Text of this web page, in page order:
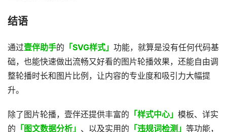
​结语​
通过壹伴助手的 「SVG样式」 功能，就算是没有任何代码基
础，也能快速做出流畅又好看的图片轮播效果，还能自由调
整轮播时长和图片比例，让内容的专业度和吸引力大幅提
升。
除了图片轮播，壹伴还提供丰富的 「样式中心」 模板、详实
的 「图文数据分析」 、以及实用的 「违规词检测」 等功能，